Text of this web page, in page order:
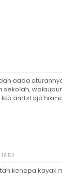
aada
sekolah,
ambil aja
kenapa kayak